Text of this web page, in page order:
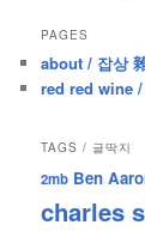
PAGES
about / 잡상
red red wine
TAGS / 글딱지
2mb Ben
charles